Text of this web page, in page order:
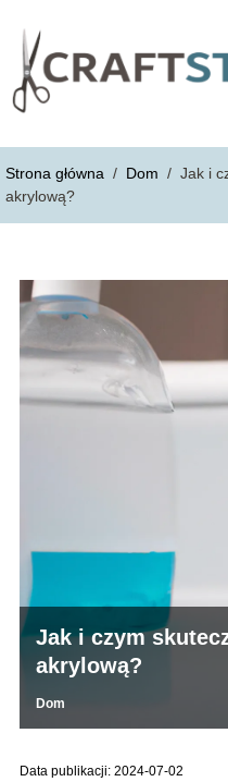
Strona główna / Dom / Jak i
akrylową?
Jak i czym
akrylową?
Dom
Data publikacji: 2024-07-02